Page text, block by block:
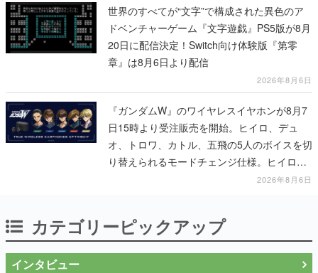
世界のすべてが“文字”で構成された異色のア
ドベンチャーゲーム『文字遊戯』PS5版が8月
20日に配信決定！Switch向け体験版『第零
章』は8月6日より配信
2026年8月6日
『ガンダムW』のワイヤレスイヤホンが8月7
日15時より受注販売を開始。ヒイロ、デュ
オ、トロワ、カトル、五飛の5人のボイスを切
り替えられるモードチェンジ仕様。ヒイロが
「お前を殺す」「死ぬほど痛いぞ」とささや
2026年8月6日
カテゴリーピックアップ
インタビュー